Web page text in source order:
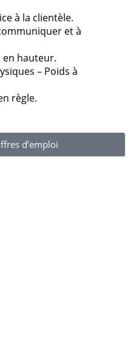
à la clientèle.
et à
en hauteur.
– Poids à
règle.
d’emploi